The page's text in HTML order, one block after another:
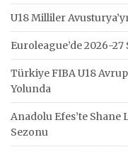
U18 Milliler
Euroleague’de 2026-
Türkiye FIBA U18
Yolunda
Anadolu Efes’te Shane
Sezonu